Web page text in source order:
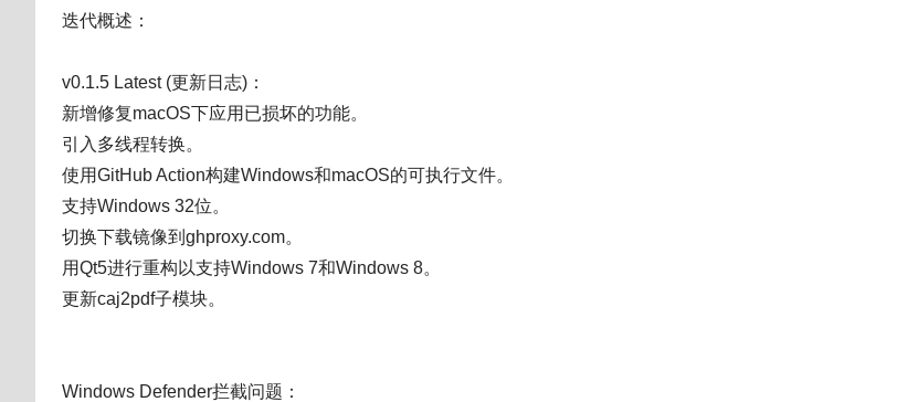
迭代概述：
v0.1.5 Latest (更新日志)：
新增修复macOS下应用已损坏的功能。
引入多线程转换。
使用GitHub Action构建Windows和macOS的可执行文件。
支持Windows 32位。
切换下载镜像到ghproxy.com。
用Qt5进行重构以支持Windows 7和Windows 8。
更新caj2pdf子模块。
Windows Defender拦截问题：